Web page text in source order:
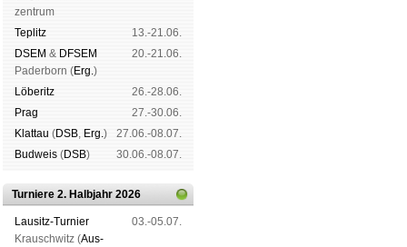
zen­trum
Tep­litz
13.-21.06.
DSEM & DFSEM
Pader­born (Erg.)
20.-21.06.
Lö­be­ritz
26.-28.06.
Prag
27.-30.06.
Klat­tau (DSB, Erg.)
27.06.-08.07.
Bud­weis (DSB) 30.06.-08.07.
Turniere 2. Halbjahr 2026
Lau­sitz-Tur­nier
Krausch­witz (Aus­
03.-05.07.